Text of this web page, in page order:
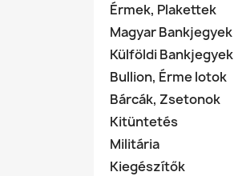
Érmek, Plakettek
Magyar Bankjegyek
Külföldi Bankjegyek
Bullion, Érme lotok
Bárcák, Zsetonok
Kitüntetés
Militária
Kiegészítők